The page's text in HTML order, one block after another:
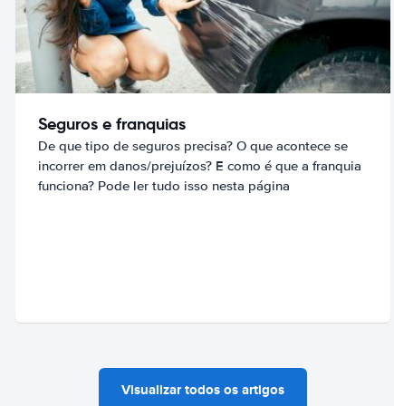
Seguros e franquias
De que tipo de seguros precisa? O que acontece se
incorrer em danos/prejuízos? E como é que a franquia
funciona? Pode ler tudo isso nesta página
Visualizar todos os artigos